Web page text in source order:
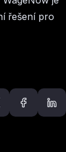
řešení pro